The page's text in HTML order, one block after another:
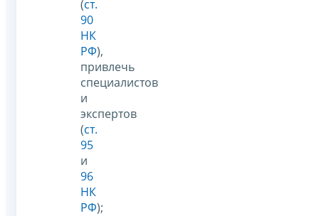
(ст.
90
НК
РФ),
привлечь
специалистов
и
экспертов
(ст.
95
и
96
НК
РФ);